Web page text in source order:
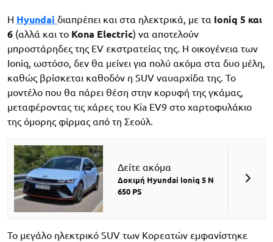
H Hyundai διαπρέπει και στα ηλεκτρικά, με τα Ioniq 5 και
6 (αλλά και το Kona Electric) να αποτελούν
μπροστάρηδες της EV εκστρατείας της. Η οικογένεια των
Ioniq, ωστόσο, δεν θα μείνει για πολύ ακόμα στα δυο μέλη,
καθώς βρίσκεται καθοδόν η SUV ναυαρχίδα της. Το
μοντέλο που θα πάρει θέση στην κορυφή της γκάμας,
μεταφέροντας τις χάρες του Kia EV9 στο χαρτοφυλάκιο
της όμορης φίρμας από τη Σεούλ.
Δείτε ακόμα
Δοκιμή Hyundai Ioniq 5 N
650 PS
Το μεγάλο ηλεκτρικό SUV των Κορεατών εμφανίστηκε